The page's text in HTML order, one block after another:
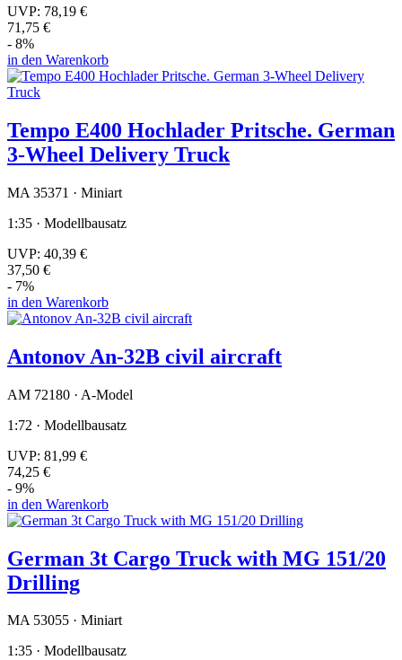
UVP: 78,19 €
71,75 €
- 8%
in den Warenkorb
Tempo E400 Hochlader Pritsche. German
3-Wheel Delivery Truck
MA 35371 · Miniart
1:35 · Modellbausatz
UVP: 40,39 €
37,50 €
- 7%
in den Warenkorb
Antonov An-32B civil aircraft
AM 72180 · A-Model
1:72 · Modellbausatz
UVP: 81,99 €
74,25 €
- 9%
in den Warenkorb
German 3t Cargo Truck with MG 151/20
Drilling
MA 53055 · Miniart
1:35 · Modellbausatz